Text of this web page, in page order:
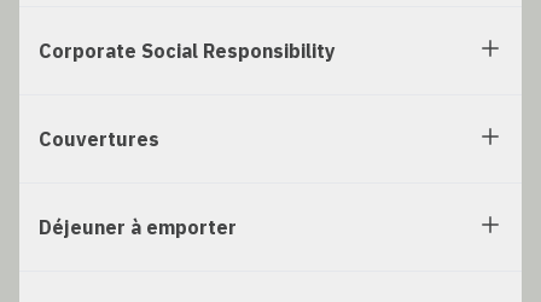
Corporate Social Responsibility
Couvertures
Déjeuner à emporter